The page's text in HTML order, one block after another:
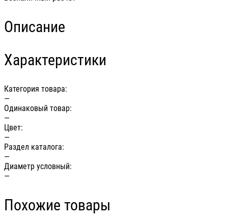
Описание
Характеристики
Категория товара:
—
Одинаковый товар:
—
Цвет:
—
Раздел каталога:
—
Диаметр условный:
—
Похожие товары